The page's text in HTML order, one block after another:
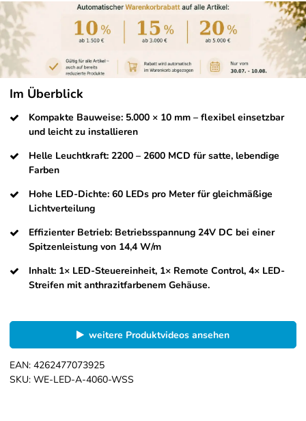
Im Überblick
Kompakte Bauweise: 5.000 × 10 mm – flexibel einsetzbar
und leicht zu installieren
Helle Leuchtkraft: 2200 – 2600 MCD für satte, lebendige
Farben
Hohe LED-Dichte: 60 LEDs pro Meter für gleichmäßige
Lichtverteilung
Effizienter Betrieb: Betriebsspannung 24V DC bei einer
Spitzenleistung von 14,4 W/m
Inhalt: 1× LED-Steuereinheit, 1× Remote Control, 4× LED-
Streifen mit anthrazitfarbenem Gehäuse.
weitere Produktvideos ansehen
EAN: 4262477073925
SKU: WE-LED-A-4060-WSS